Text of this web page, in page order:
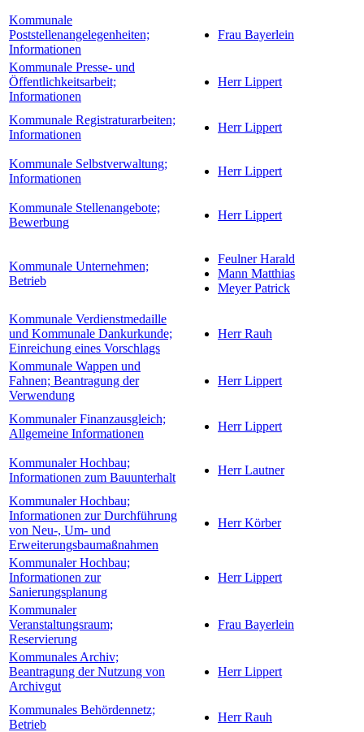
Kommunale
Poststellenangelegenheiten;
Informationen
Frau Bayerlein
Kommunale Presse- und
Öffentlichkeitsarbeit;
Informationen
Herr Lippert
Kommunale Registraturarbeiten;
Informationen
Herr Lippert
Kommunale Selbstverwaltung;
Informationen
Herr Lippert
Kommunale Stellenangebote;
Bewerbung
Herr Lippert
Kommunale Unternehmen;
Betrieb
Feulner Harald
Mann Matthias
Meyer Patrick
Kommunale Verdienstmedaille
und Kommunale Dankurkunde;
Einreichung eines Vorschlags
Herr Rauh
Kommunale Wappen und
Fahnen; Beantragung der
Verwendung
Herr Lippert
Kommunaler Finanzausgleich;
Allgemeine Informationen
Herr Lippert
Kommunaler Hochbau;
Informationen zum Bauunterhalt
Herr Lautner
Kommunaler Hochbau;
Informationen zur Durchführung
von Neu-, Um- und
Erweiterungsbaumaßnahmen
Herr Körber
Kommunaler Hochbau;
Informationen zur
Sanierungsplanung
Herr Lippert
Kommunaler
Veranstaltungsraum;
Reservierung
Frau Bayerlein
Kommunales Archiv;
Beantragung der Nutzung von
Archivgut
Herr Lippert
Kommunales Behördennetz;
Betrieb
Herr Rauh